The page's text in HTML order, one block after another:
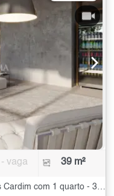
- vaga 39 m²
Apartamento à Venda na Vila Gomes Cardim com 1 quarto - 39 m²